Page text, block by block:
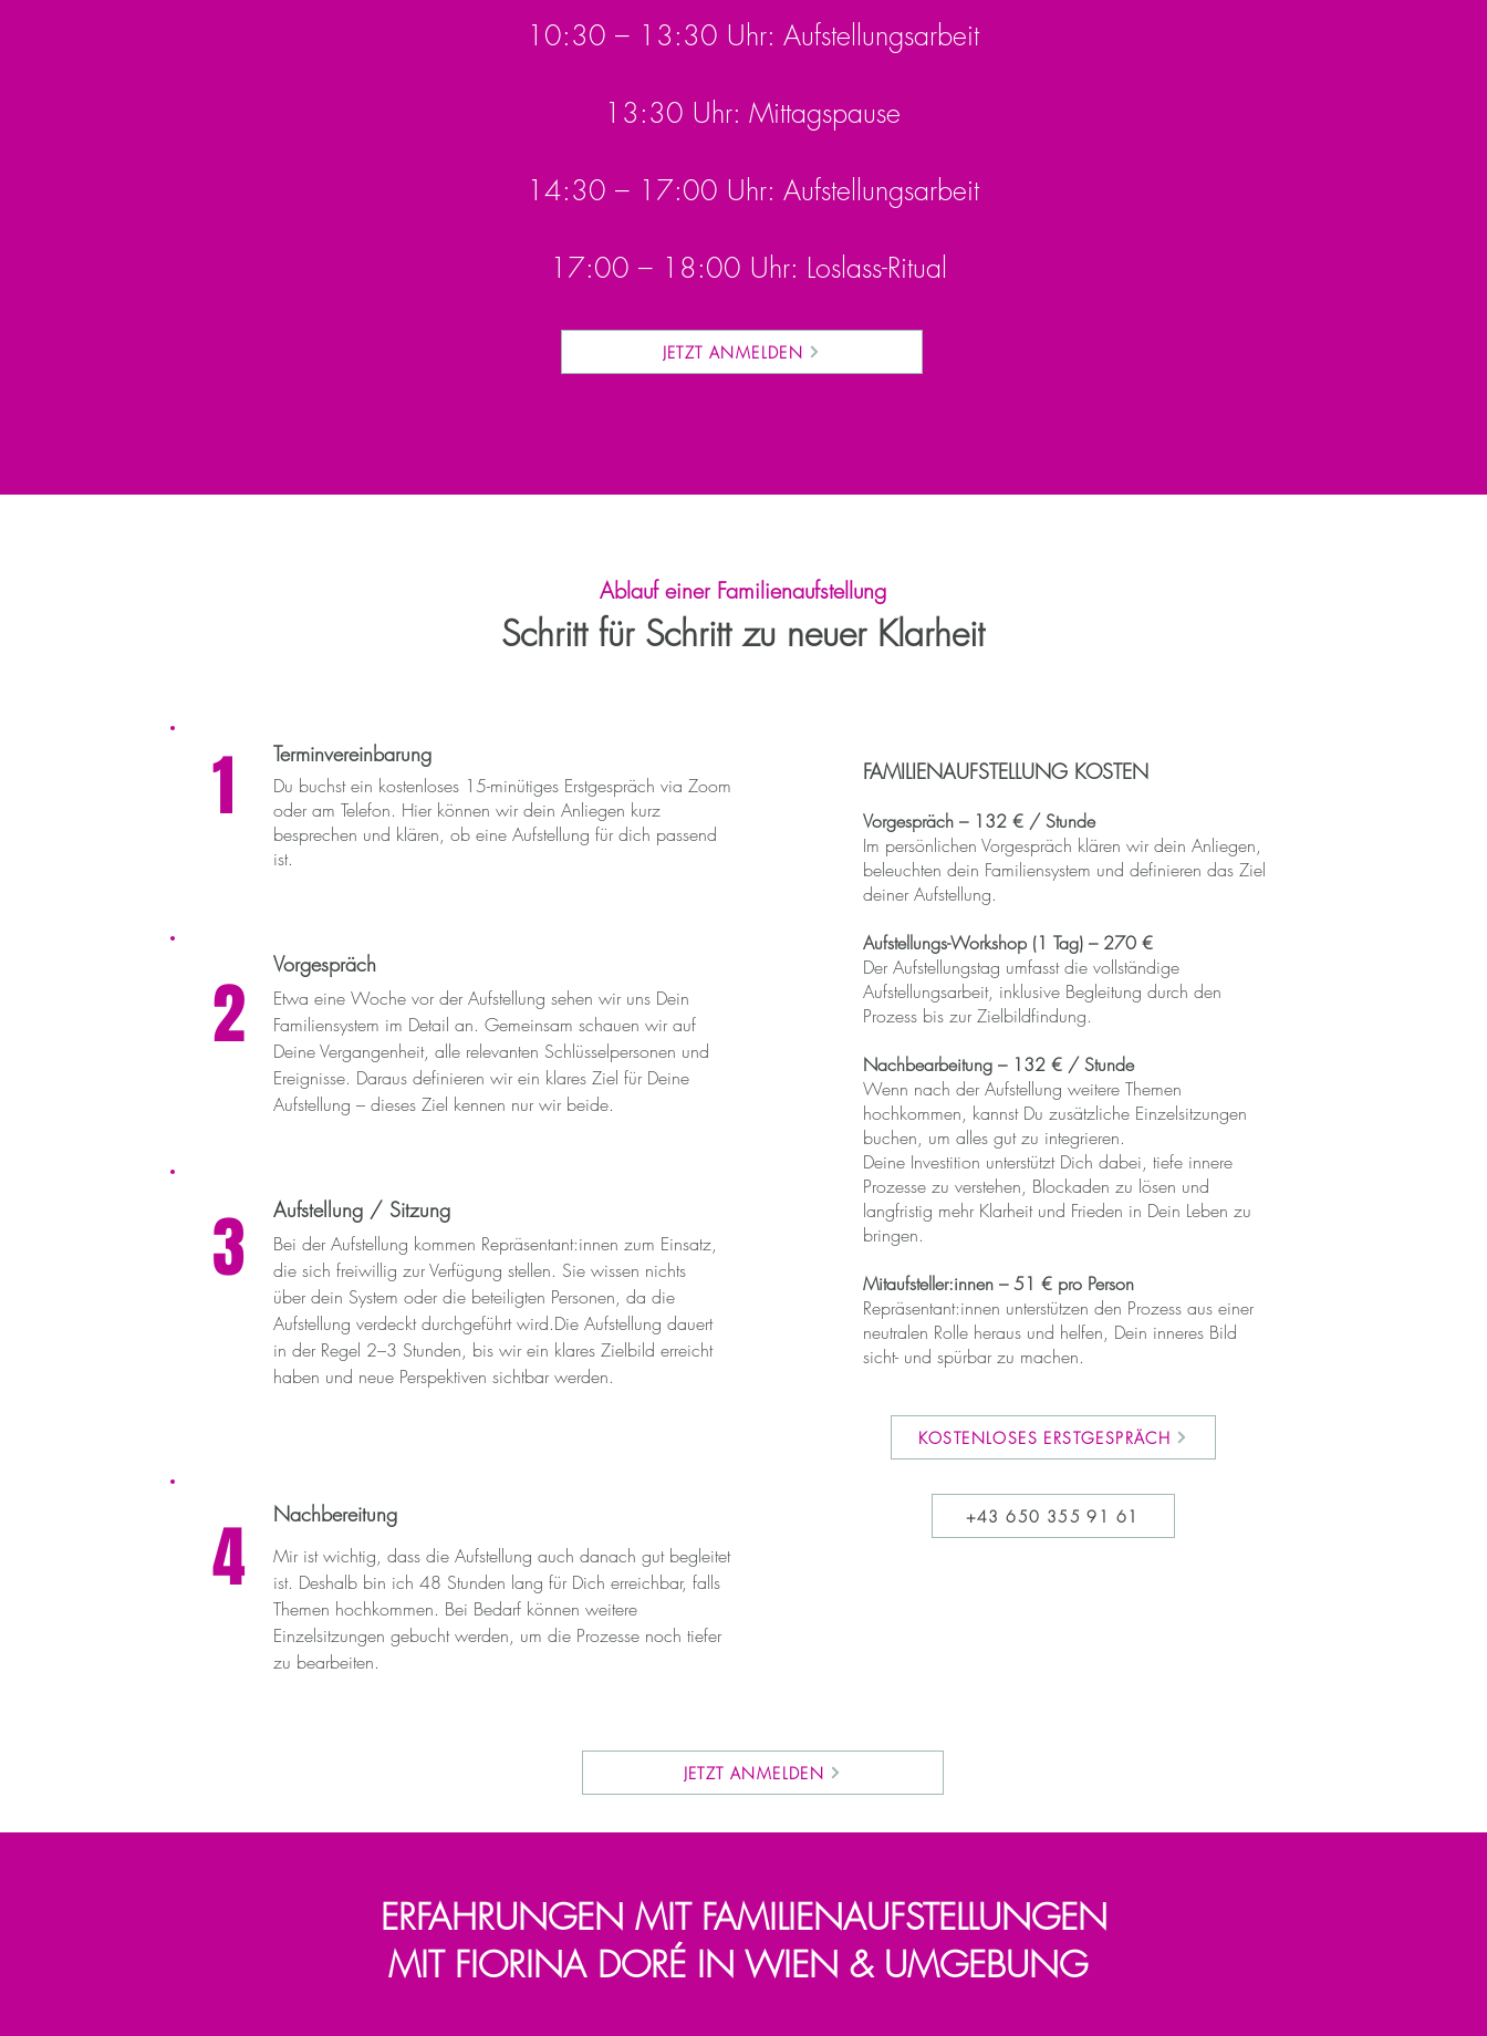
10:30 – 13:30 Uhr: Aufstellungsarbeit
13:30 Uhr: Mittagspause
14:30 – 17:00 Uhr: Aufstellungsarbeit
17:00 – 18:00 Uhr: Loslass-Ritual
JETZT ANMELDEN
Ablauf einer Familienaufstellung
Schritt für Schritt zu neuer Klarheit
1 Terminvereinbarung
Du buchst ein kostenloses 15-minütiges Erstgespräch via Zoom
oder am Telefon. Hier können wir dein Anliegen kurz
besprechen und klären, ob eine Aufstellung für dich passend
ist.
2
Vorgespräch
Etwa eine Woche vor der Aufstellung sehen wir uns Dein
Familiensystem im Detail an. Gemeinsam schauen wir auf
Deine Vergangenheit, alle relevanten Schlüsselpersonen und
Ereignisse. Daraus definieren wir ein klares Ziel für Deine
Aufstellung – dieses Ziel kennen nur wir beide.
3 Aufstellung / Sitzung
Bei der Aufstellung kommen Repräsentant:innen zum Einsatz,
die sich freiwillig zur Verfügung stellen. Sie wissen nichts
über dein System oder die beteiligten Personen, da die
Aufstellung verdeckt durchgeführt wird.Die Aufstellung dauert
in der Regel 2–3 Stunden, bis wir ein klares Zielbild erreicht
haben und neue Perspektiven sichtbar werden.
4 Nachbereitung
Mir ist wichtig, dass die Aufstellung auch danach gut begleitet
ist. Deshalb bin ich 48 Stunden lang für Dich erreichbar, falls
Themen hochkommen. Bei Bedarf können weitere
Einzelsitzungen gebucht werden, um die Prozesse noch tiefer
zu bearbeiten.
FAMILIENAUFSTELLUNG KOSTEN
Vorgespräch – 132 € / Stunde
Im persönlichen Vorgespräch klären wir dein Anliegen,
beleuchten dein Familiensystem und definieren das Ziel
deiner Aufstellung.
Aufstellungs-Workshop (1 Tag) – 270 €
Der Aufstellungstag umfasst die vollständige
Aufstellungsarbeit, inklusive Begleitung durch den
Prozess bis zur Zielbildfindung.
Nachbearbeitung – 132 € / Stunde
Wenn nach der Aufstellung weitere Themen
hochkommen, kannst Du zusätzliche Einzelsitzungen
buchen, um alles gut zu integrieren.
Deine Investition unterstützt Dich dabei, tiefe innere
Prozesse zu verstehen, Blockaden zu lösen und
langfristig mehr Klarheit und Frieden in Dein Leben zu
bringen.
Mitaufsteller:innen – 51 € pro Person
Repräsentant:innen unterstützen den Prozess aus einer
neutralen Rolle heraus und helfen, Dein inneres Bild
sicht- und spürbar zu machen.
KOSTENLOSES ERSTGESPRÄCH
+43 650 355 91 61
JETZT ANMELDEN
ERFAHRUNGEN MIT FAMILIENAUFSTELLUNGEN
MIT FIORINA DORÉ IN WIEN & UMGEBUNG